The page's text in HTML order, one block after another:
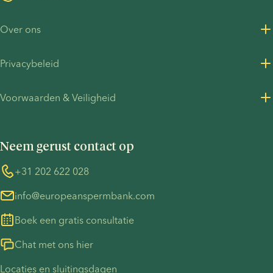
bij jullie
hangt
meer af
en de
manier
jullie
de
zwangerschap
Neem gerust contact op
+31 202 622 028
info@europeanspermbank.com
Boek een gratis consultatie
Chat met ons hier
Locaties en sluitingsdagen
Over ons
Perscontact
Informatie over de TP53-zaak
Privacybeleid
Voorwaarden & Veiligheid
COVID-19
Whistleblower